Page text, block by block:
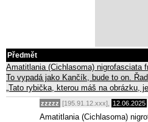
Předmět
Amatitlania (Cichlasoma) nigrofasciata
To vypadá jako Kančík, bude to on.
„Tato rybička, kterou máš na
zzzzz [195.91.12.xxx], 12.06.2025
Amatitlania (Cichlasoma)